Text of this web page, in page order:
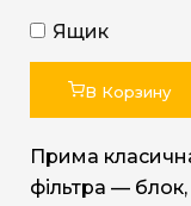
Ящик
В Корзину
Прима
фільтра — блок,